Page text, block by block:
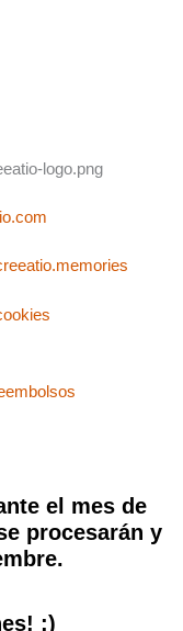
el mes de
procesarán y
:)